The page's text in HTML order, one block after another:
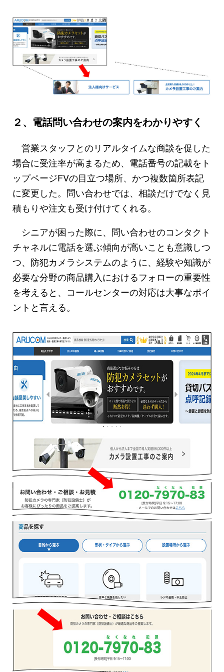
２、電話問い合わせの案内をわかりやすく
営業スタッフとのリアルタイムな商談を促した
場合に受注率が高まるため、電話番号の記載をト
ップページFVの目立つ場所、かつ複数箇所表記
に変更した。問い合わせでは、相談だけでなく見
積もりや注文も受け付けてくれる。
シニアが困った際に、問い合わせのコンタクト
チャネルに電話を選ぶ傾向が高いことも意識しつ
つ、防犯カメラシステムのように、経験や知識が
必要な分野の商品購入におけるフォローの重要性
を考えると、コールセンターの対応は大事なポイ
ントと言える。